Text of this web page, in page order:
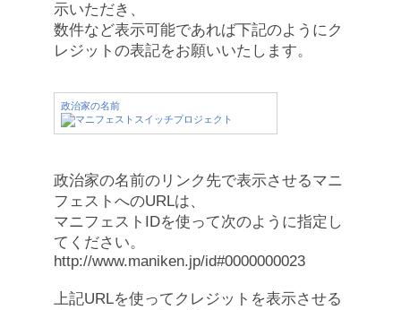
示いただき、
数件など表示可能であれば下記のようにク
レジットの表記をお願いいたします。
政治家の名前
政治家の名前のリンク先で表示させるマニ
フェストへのURLは、
マニフェストIDを使って次のように指定し
てください。
http://www.maniken.jp/id#0000000023
上記URLを使ってクレジットを表示させる